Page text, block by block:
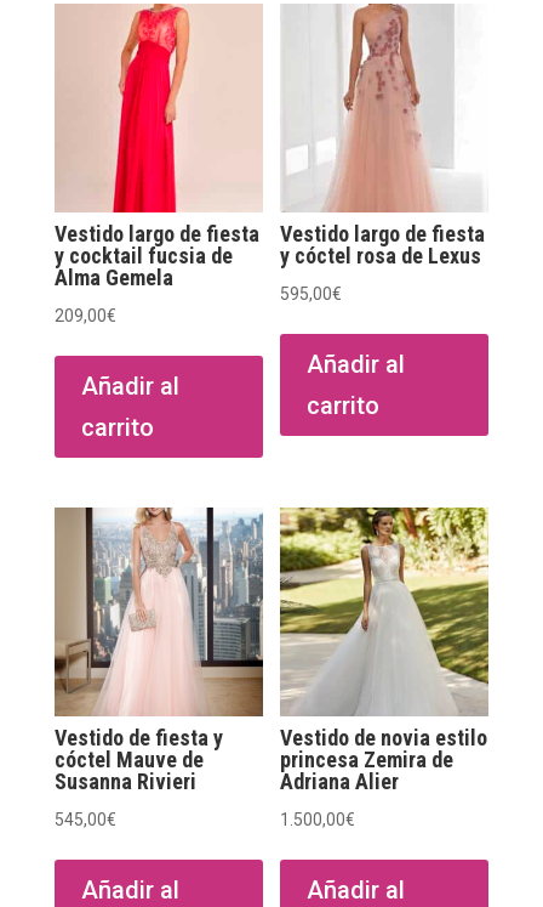
Vestido largo de fiesta
y cocktail fucsia de
Alma Gemela
209,00€
Añadir al
carrito
Vestido largo de fiesta
y cóctel rosa de Lexus
595,00€
Añadir al
carrito
Vestido de fiesta y
cóctel Mauve de
Susanna Rivieri
545,00€
Añadir al
Vestido de novia estilo
princesa Zemira de
Adriana Alier
1.500,00€
Añadir al